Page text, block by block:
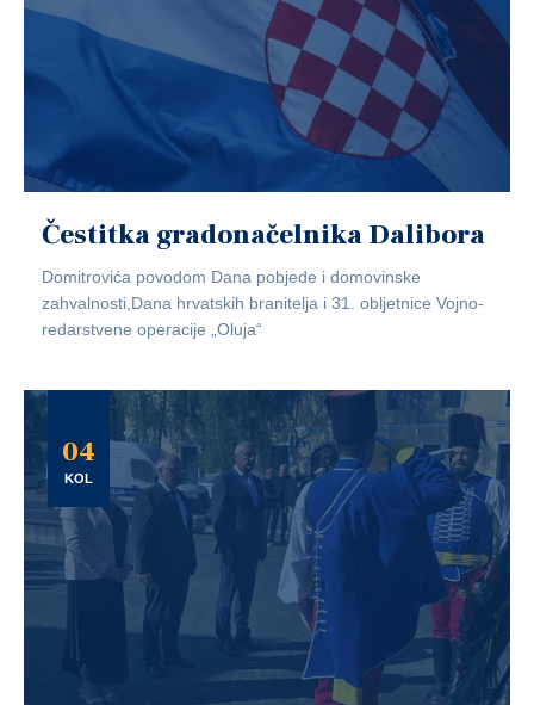
Čestitka gradonačelnika Dalibora
Domitrovića povodom Dana pobjede i domovinske
zahvalnosti,Dana hrvatskih branitelja i 31. obljetnice Vojno-
redarstvene operacije „Oluja“
04
KOL